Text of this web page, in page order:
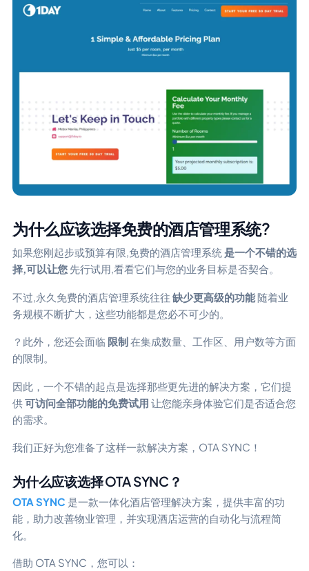
为什么应该选择免费的酒店管理系统?
如果您刚起步或预算有限,免费的酒店管理系统是一个不错的选
择,可以让您 先行试用,看看它们与您的业务目标是否契合。
不过,永久免费的酒店管理系统往往 缺少更高级的功能随着业
务规模不断扩大，这些功能都是您必不可少的。
？此外，您还会面临 限制在集成数量、工作区、用户数等方面
的限制。
因此，一个不错的起点是选择那些更先进的解决方案，它们提
供可访问全部功能的免费试用 让您能亲身体验它们是否适合您
的需求。
我们正好为您准备了这样一款解决方案，OTA SYNC！
为什么应该选择 OTA SYNC？
OTA SYNC 是一款一体化酒店管理解决方案，提供丰富的功
能，助力改善物业管理，并实现酒店运营的自动化与流程简
化。
借助 OTA SYNC，您可以：